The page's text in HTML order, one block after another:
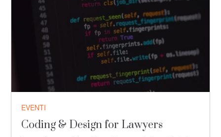
EVENTI
Coding & Design for Lawyers